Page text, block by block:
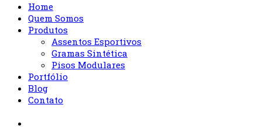
Home
Quem Somos
Produtos
Assentos Esportivos
Gramas Sintética
Pisos Modulares
Portfólio
Blog
Contato